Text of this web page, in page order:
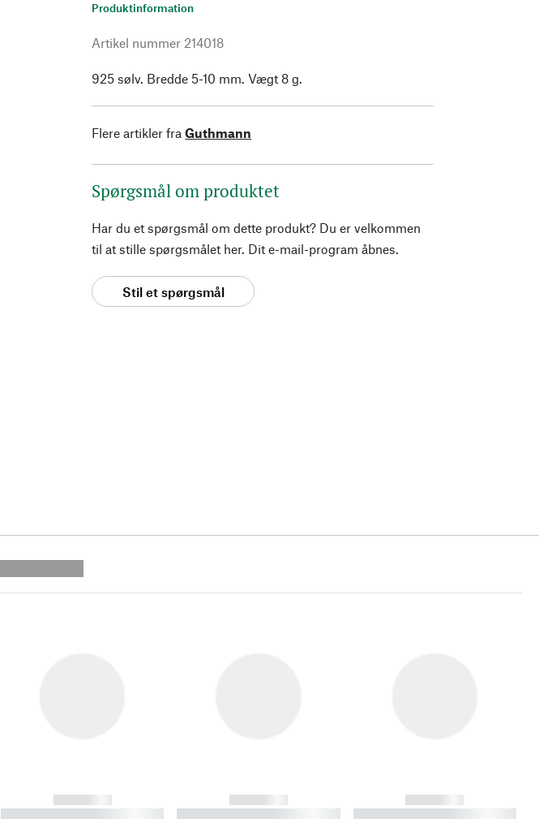
Produktinformation
Artikel nummer 214018
925 sølv. Bredde 5-10 mm. Vægt 8 g.
Flere artikler fra Guthmann
Spørgsmål om produktet
Har du et spørgsmål om dette produkt? Du er velkommen
til at stille spørgsmålet her. Dit e-mail-program åbnes.
Stil et spørgsmål
------------
----------- ----------- ----------
------------
----------- ----------- ----------
------------
----------- ----------- ----------